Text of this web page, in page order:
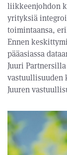
liikkeenjohdon
yrityksiä
toimintaansa,
Ennen
pääasiassa
Juuri
vastuullisuuden
Juuren